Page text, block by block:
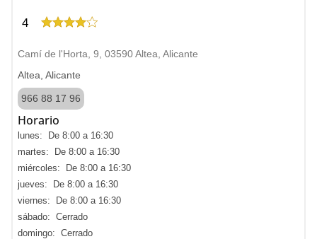
4
Camí de l'Horta, 9, 03590 Altea, Alicante
Altea, Alicante
966 88 17 96
Horario
lunes: De 8:00 a 16:30
martes: De 8:00 a 16:30
miércoles: De 8:00 a 16:30
jueves: De 8:00 a 16:30
viernes: De 8:00 a 16:30
sábado: Cerrado
domingo: Cerrado